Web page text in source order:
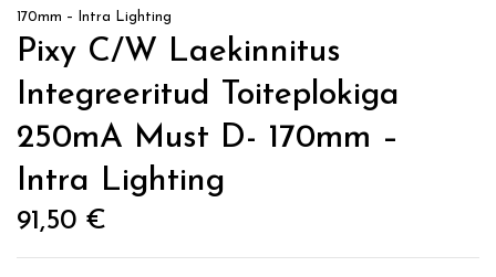
170mm – Intra Lighting
Pixy C/W Laekinnitus
Integreeritud Toiteplokiga
250mA Must D- 170mm –
Intra Lighting
91,50 €